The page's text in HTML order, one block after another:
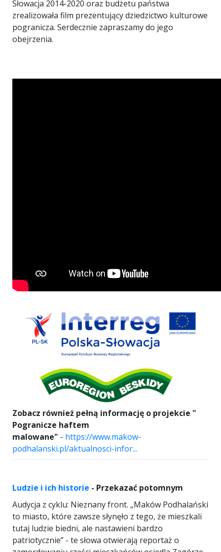
Słowacja 2014-2020 oraz budżetu państwa
zrealizowała film prezentujący dziedzictwo kulturowe
pogranicza. Serdecznie zapraszamy do jego
obejrzenia.
Zobacz również pełną informację o projekcie "
Pogranicze haftem
malowane" - https://www.makow-
podhalanski.pl/aktualnosci-infor...
Ludzie i ich historie - Przekazać potomnym
Audycja z cyklu: Nieznany front. „Maków Podhalański
to miasto, które zawsze słynęło z tego, że mieszkali
tutaj ludzie biedni, ale nastawieni bardzo
patriotycznie” - te słowa otwierają reportaż o